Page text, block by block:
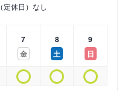
（定休日）なし
7
金
8
土
9
日